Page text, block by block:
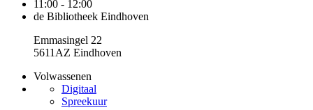
11:00 - 12:00
de Bibliotheek Eindhoven
Emmasingel 22
5611AZ Eindhoven
Volwassenen
Digitaal
Spreekuur